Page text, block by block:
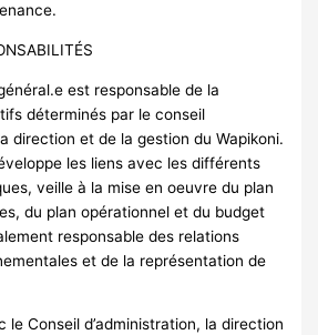
est responsable de la
déterminés par le conseil
direction et de la gestion du Wapikoni.
les liens avec les différents
veille à la mise en oeuvre du plan
du plan opérationnel et du budget
responsable des relations
et de la représentation de
le Conseil d’administration, la direction